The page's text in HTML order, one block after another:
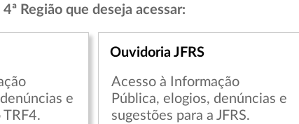
Região que deseja acessar:
e
TRF4.
Ouvidoria JFRS
Acesso à Informação
Pública, elogios, denúncias e
sugestões para a JFRS.